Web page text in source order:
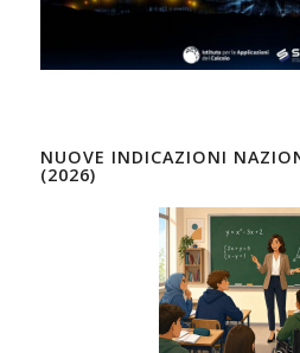
NUOVE INDICAZIONI
(2026)